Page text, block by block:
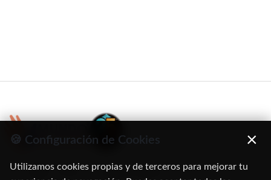
C/ Oruro, 11. 28016 Madrid
🍪 Configuración de Cookies ×
Utilizamos cookies propias y de terceros para mejorar tu